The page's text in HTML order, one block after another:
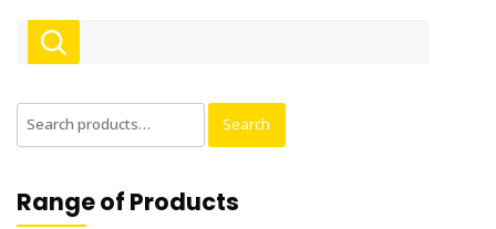
Search
for:
Search
Range of Products